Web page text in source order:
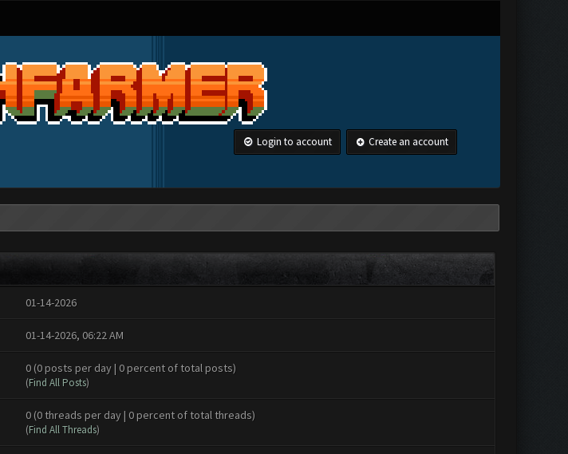
Login to account Create an account
01-14-2026
01-14-2026, 06:22 AM
0 (0 posts per day | 0 percent of total posts)
(Find All Posts)
0 (0 threads per day | 0 percent of total threads)
(Find All Threads)